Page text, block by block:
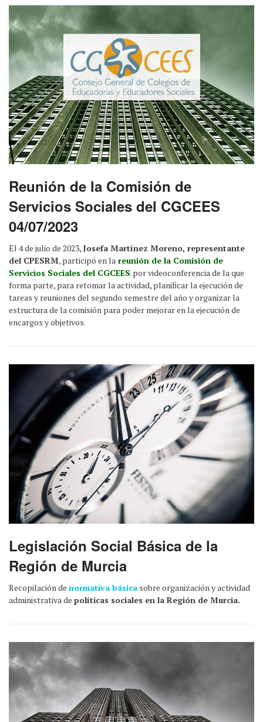
Reunión de la Comisión de
Servicios Sociales del CGCEES
04/07/2023
El 4 de julio de 2023, Josefa Martínez Moreno, representante
del CPESRM, participó en la reunión de la Comisión de
Servicios Sociales del CGCEES por videoconferencia de la que
forma parte, para retomar la actividad, planificar la ejecución de
tareas y reuniones del segundo semestre del año y organizar la
estructura de la comisión para poder mejorar en la ejecución de
encargos y objetivos.
Legislación Social Básica de la
Región de Murcia
Recopilación de normativa básica sobre organización y actividad
administrativa de políticas sociales en la Región de Murcia.